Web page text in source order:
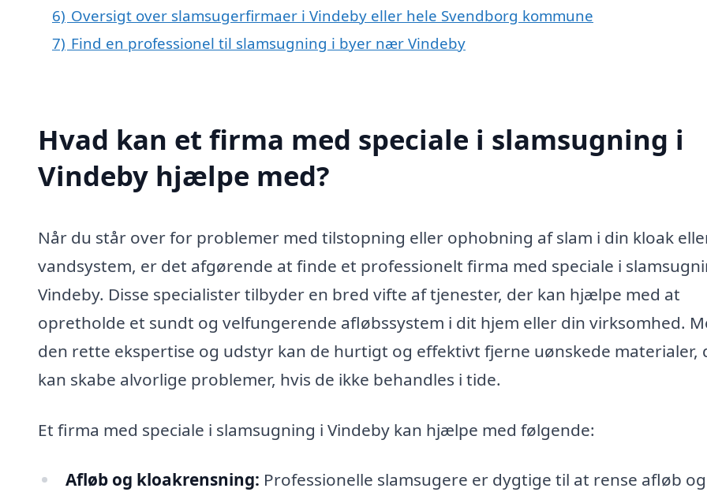
6) Oversigt over slamsugerfirmaer i Vindeby eller hele Svendborg kommune
7) Find en professionel til slamsugning i byer nær Vindeby
Hvad kan et firma med speciale i slamsugning i
Vindeby hjælpe med?
Når du står over for problemer med tilstopning eller ophobning af slam i din kloak
vandsystem, er det afgørende at finde et professionelt firma med speciale i
Vindeby. Disse specialister tilbyder en bred vifte af tjenester, der kan hjælpe med at
opretholde et sundt og velfungerende afløbssystem i dit hjem eller din virksomhed.
den rette ekspertise og udstyr kan de hurtigt og effektivt fjerne uønskede materialer,
kan skabe alvorlige problemer, hvis de ikke behandles i tide.
Et firma med speciale i slamsugning i Vindeby kan hjælpe med følgende:
Afløb og kloakrensning: Professionelle slamsugere er dygtige til at rense afløb og